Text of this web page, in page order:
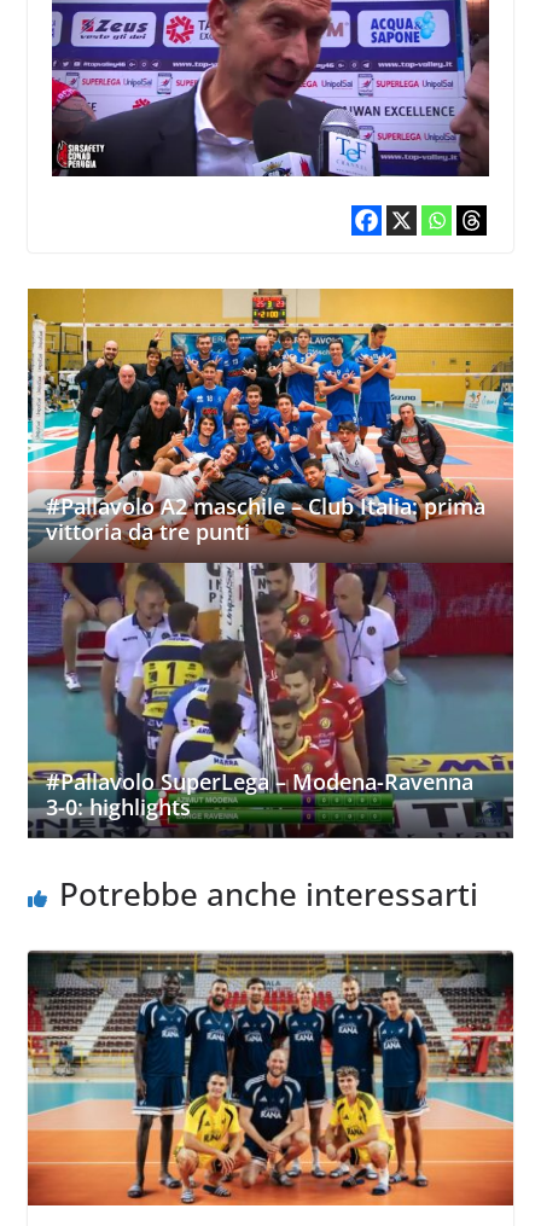
#Pallavolo A2 maschile – Club Italia: prima
vittoria da tre punti
#Pallavolo SuperLega – Modena-Ravenna
3-0: highlights
Potrebbe anche interessarti